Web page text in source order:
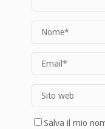
Salva il mio